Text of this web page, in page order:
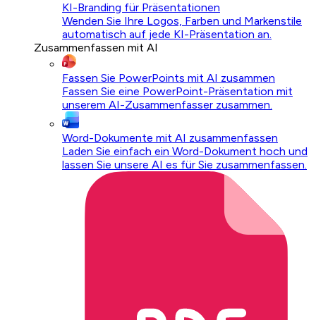
KI-Branding für Präsentationen
Wenden Sie Ihre Logos, Farben und Markenstile
automatisch auf jede KI-Präsentation an.
Zusammenfassen mit AI
Fassen Sie PowerPoints mit AI zusammen
Fassen Sie eine PowerPoint-Präsentation mit
unserem AI-Zusammenfasser zusammen.
Word-Dokumente mit AI zusammenfassen
Laden Sie einfach ein Word-Dokument hoch und
lassen Sie unsere AI es für Sie zusammenfassen.